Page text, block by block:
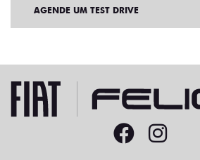
AGENDE UM TEST DRIVE